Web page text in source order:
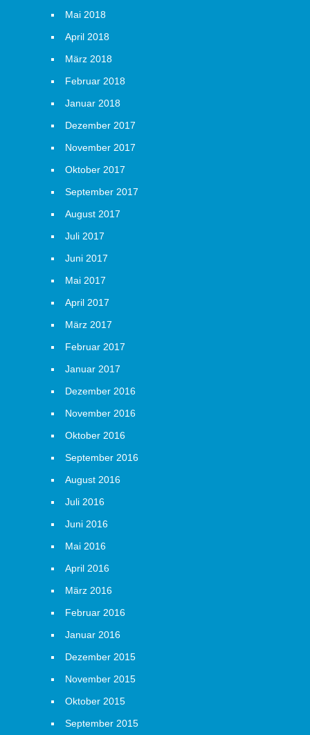
Mai 2018
April 2018
März 2018
Februar 2018
Januar 2018
Dezember 2017
November 2017
Oktober 2017
September 2017
August 2017
Juli 2017
Juni 2017
Mai 2017
April 2017
März 2017
Februar 2017
Januar 2017
Dezember 2016
November 2016
Oktober 2016
September 2016
August 2016
Juli 2016
Juni 2016
Mai 2016
April 2016
März 2016
Februar 2016
Januar 2016
Dezember 2015
November 2015
Oktober 2015
September 2015